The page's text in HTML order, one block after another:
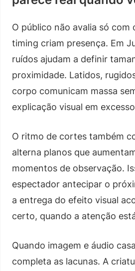
O público não avalia só com
timing criam presença. Em
ruídos ajudam a definir
proximidade. Latidos,
corpo comunicam massa
explicação visual em
O ritmo de cortes também
alterna planos que
momentos de observação.
espectador antecipar o
a entrega do efeito visual
certo, quando a atenção
Quando imagem e áudio
completa as lacunas. A